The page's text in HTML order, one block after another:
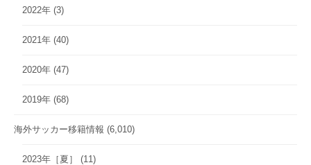
2022年 (3)
2021年 (40)
2020年 (47)
2019年 (68)
海外サッカー移籍情報 (6,010)
2023年［夏］ (11)